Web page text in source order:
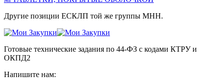
Другие позиции ЕСКЛП той же группы МНН.
Готовые технические задания по 44-ФЗ с кодами КТРУ и
ОКПД2
Напишите нам: